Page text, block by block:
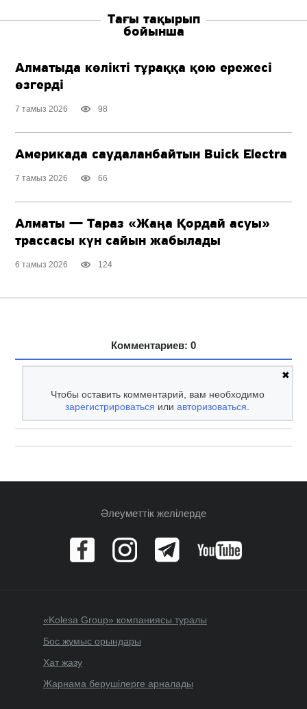
Тағы тақырып
бойынша
Алматыда көлікті тұраққа қою ережесі
өзгерді
7 тамыз 2026 98
Америкада саудаланбайтын Buick Electra
7 тамыз 2026 66
Алматы — Тараз «Жаңа Қордай асуы»
трассасы күн сайын жабылады
6 тамыз 2026 124
Комментариев: 0
✖
Чтобы оставить комментарий, вам необходимо
зарегистрироваться илиавторизоваться.
Әлеуметтік желілерде
«Kolesa Group» компаниясы туралы
Бос жұмыс орындары
Хат жазу
Жарнама берушілерге арналады